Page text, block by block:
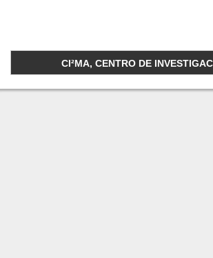
CI²MA, CENTRO DE